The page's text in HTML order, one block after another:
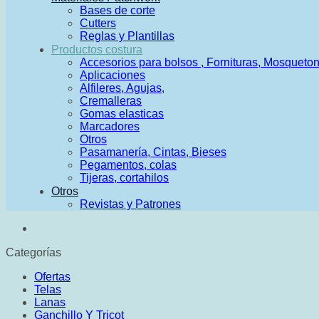
Bases de corte
Cutters
Reglas y Plantillas
Productos costura
Accesorios para bolsos , Fornituras,
Aplicaciones
Alfileres, Agujas,
Cremalleras
Gomas elasticas
Marcadores
Otros
Pasamanería, Cintas, Bieses
Pegamentos, colas
Tijeras, cortahilos
Otros
Revistas y Patrones
Categorías
Ofertas
Telas
Lanas
Ganchillo Y Tricot